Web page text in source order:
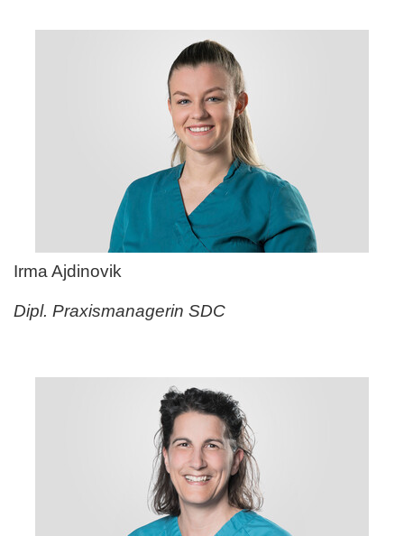
Irma Ajdinovik
Dipl. Praxismanagerin SDC